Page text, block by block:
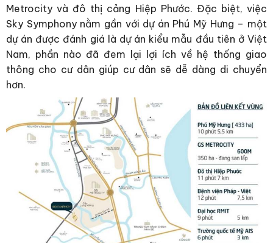
Metrocity và đô thị cảng Hiệp Phước. Đặc biệt, việc
Sky Symphony nằm gần với dự án Phú Mỹ Hưng – một
dự án được đánh giá là dự án kiểu mẫu đầu tiên ở Việt
Nam, phần nào đã đem lại lợi ích về hệ thống giao
thông cho cư dân giúp cư dân sẽ dễ dàng di chuyển
hơn.